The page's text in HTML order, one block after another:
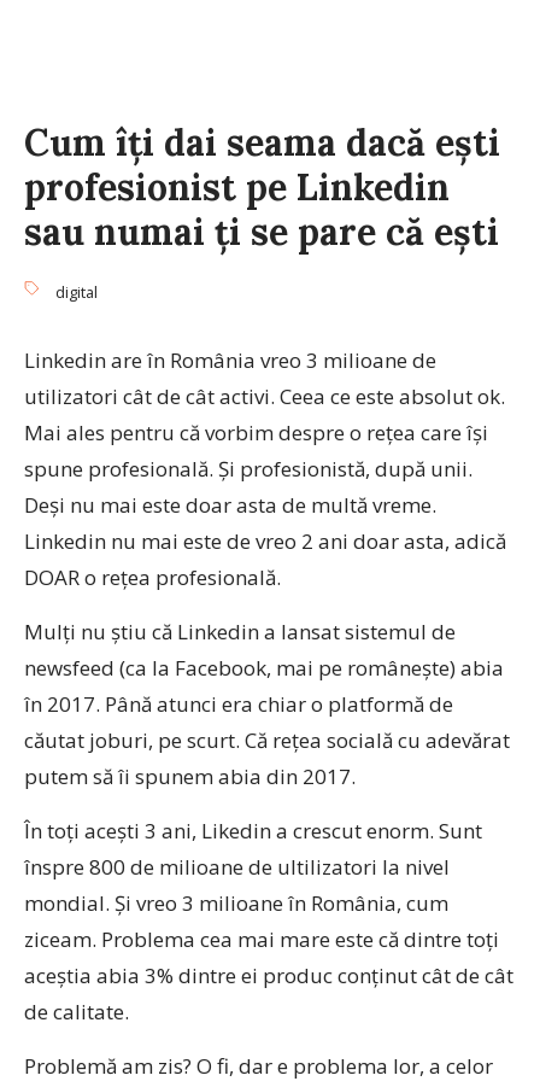
Cum îți dai seama dacă ești
profesionist pe Linkedin
sau numai ți se pare că ești
digital
Linkedin are în România vreo 3 milioane de
utilizatori cât de cât activi. Ceea ce este absolut ok.
Mai ales pentru că vorbim despre o rețea care își
spune profesională. Și profesionistă, după unii.
Deși nu mai este doar asta de multă vreme.
Linkedin nu mai este de vreo 2 ani doar asta, adică
DOAR o rețea profesională.
Mulți nu știu că Linkedin a lansat sistemul de
newsfeed (ca la Facebook, mai pe românește) abia
în 2017. Până atunci era chiar o platformă de
căutat joburi, pe scurt. Că rețea socială cu adevărat
putem să îi spunem abia din 2017.
În toți acești 3 ani, Likedin a crescut enorm. Sunt
înspre 800 de milioane de ultilizatori la nivel
mondial. Și vreo 3 milioane în România, cum
ziceam. Problema cea mai mare este că dintre toți
aceștia abia 3% dintre ei produc conținut cât de cât
de calitate.
Problemă am zis? O fi, dar e problema lor, a celor